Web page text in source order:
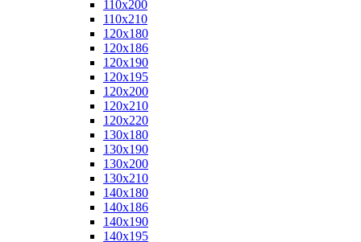
110x200
110x210
120x180
120x186
120x190
120x195
120x200
120x210
120x220
130x180
130x190
130x200
130x210
140x180
140x186
140x190
140x195